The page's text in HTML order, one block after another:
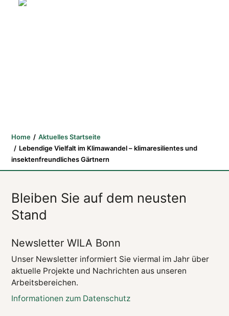
Home
Aktuelles Startseite
Lebendige Vielfalt im Klimawandel – klimaresilientes und
insektenfreundliches Gärtnern
Bleiben Sie auf dem neusten
Stand
Newsletter WILA Bonn
Unser Newsletter informiert Sie viermal im Jahr über
aktuelle Projekte und Nachrichten aus unseren
Arbeitsbereichen.
Informationen zum Datenschutz